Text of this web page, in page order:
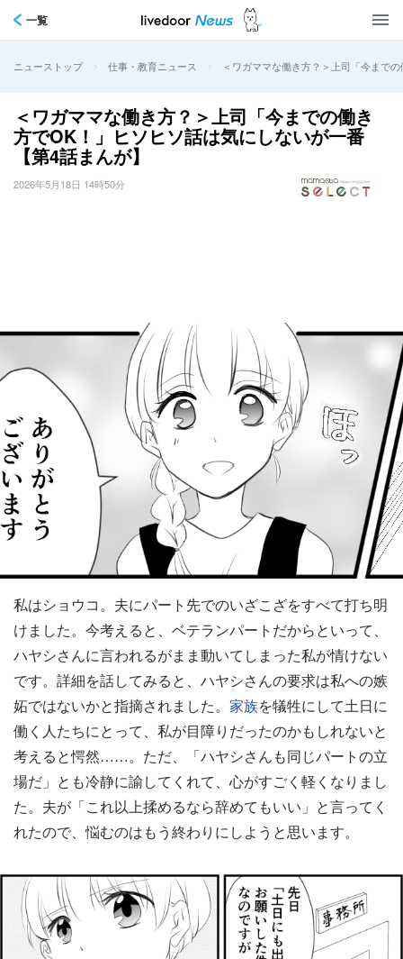
一覧
ニューストップ > 仕事・教育ニュース > ＜ワガママな働き方？＞上司「今まで
＜ワガママな働き方？＞上司「今までの働き
方でOK！」ヒソヒソ話は気にしないが一番
【第4話まんが】
2026年5月18日 14時50分
私はショウコ。夫にパート先でのいざこざをすべて打ち明
けました。今考えると、ベテランパートだからといって、
ハヤシさんに言われるがまま動いてしまった私が情けない
です。詳細を話してみると、ハヤシさんの要求は私への嫉
妬ではないかと指摘されました。 家族を犠牲にして土日に
働く人たちにとって、私が目障りだったのかもしれないと
考えると愕然……。ただ、「ハヤシさんも同じパートの立
場だ」とも冷静に諭してくれて、心がすごく軽くなりまし
た。夫が「これ以上揉めるなら辞めてもいい」と言ってく
れたので、悩むのはもう終わりにしようと思います。